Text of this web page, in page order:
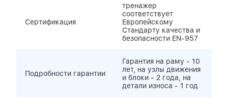
Сертификация
тренажер
соответствует
Европейскому
Стандарту качества и
безопасности EN-957
Подробности гарантии
Гарантия на раму - 10
лет, на узлы движения
и блоки - 2 года, на
детали износа - 1 год